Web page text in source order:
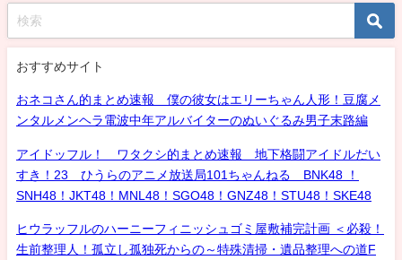
おすすめサイト
おネコさん的まとめ速報 僕の彼女はエリーちゃん人形！豆腐メ
ンタルメンヘラ電波中年アルバイターのぬいぐるみ男子末路編
アイドッフル！ ワタクシ的まとめ速報 地下格闘アイドルだい
すき！23 ひうらのアニメ放送局101ちゃんねる BNK48 ！
SNH48！JKT48！MNL48！SGO48！GNZ48！STU48！SKE48
ヒウラッフルのハーニーフィニッシュゴミ屋敷補完計画 ＜必殺！
生前整理人！孤立し孤独死からの～特殊清掃・遺品整理への道F